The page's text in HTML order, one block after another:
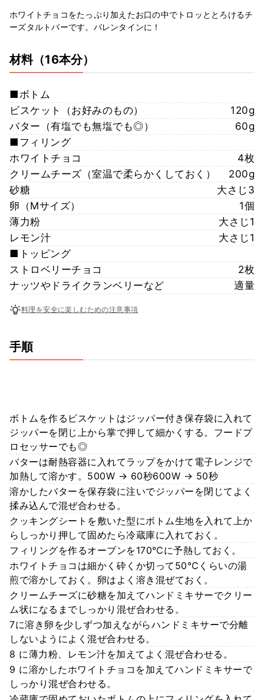
ホワイトチョコをたっぷり加えたお口の中でトロッととろけるチ
ーズタルトバーです。バレンタインに！
材料（16本分）
■ボトム
ビスケット（お好みのもの）
120g
バター（有塩でも無塩でも◎）
60g
■フィリング
ホワイトチョコ
4枚
クリームチーズ（室温で柔らかくしておく）
200g
砂糖
大さじ3
卵（Mサイズ）
1個
薄力粉
大さじ1
レモン汁
大さじ1
■トッピング
ストロベリーチョコ
2枚
ナッツやドライクランベリーなど
適量
料理を安全に楽しむための注意事項
手順
ボトムを作るビスケットはジッパー付き保存袋に入れて
ジッパーを閉じ上から掌で押して細かくする。フードプ
ロセッサーでも◎
バターは耐熱容器に入れてラップをかけて電子レンジで
加熱して溶かす。500W → 60秒600W → 50秒
溶かしたバターを保存袋に注いでジッパーを閉じてよく
揉み込んで混ぜ合わせる。
クッキングシートを敷いた型にボトム生地を入れて上か
らしっかり押して固めたら冷蔵庫に入れておく。
フィリングを作るオーブンを170℃に予熱しておく。
ホワイトチョコは細かく砕くか切って50℃くらいの湯
煎で溶かしておく。卵はよく溶き混ぜておく。
クリームチーズに砂糖を加えてハンドミキサーでクリー
ム状になるまでしっかり混ぜ合わせる。
7に溶き卵を少しずつ加えながらハンドミキサーで分離
しないようによく混ぜ合わせる。
8 に薄力粉、レモン汁を加えてよく混ぜ合わせる。
9 に溶かしたホワイトチョコを加えてハンドミキサーで
しっかり混ぜ合わせる。